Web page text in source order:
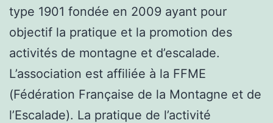
type 1901 fondée en 2009 ayant pour
objectif la pratique et la promotion des
activités de montagne et d’escalade.
L’association est affiliée à la FFME
(Fédération Française de la Montagne et de
l’Escalade). La pratique de l’activité